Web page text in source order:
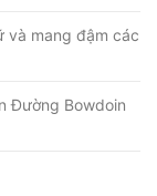
và mang đậm các
Đường Bowdoin